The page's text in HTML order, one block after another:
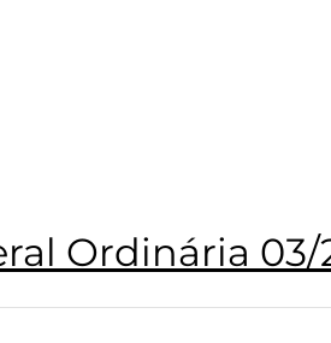
Ordinária 03/